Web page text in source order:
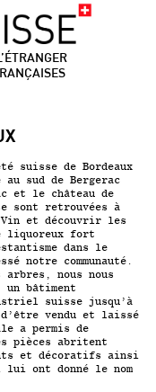
suisse de Bordeaux
sud de Bergerac
et le château de
sont retrouvées à
et découvrir les
liquoreux fort
dans le
notre communauté.
arbres, nous nous
un bâtiment
suisse jusqu’à
vendu et laissé
a permis de
pièces abritent
et décoratifs ainsi
lui ont donné le nom